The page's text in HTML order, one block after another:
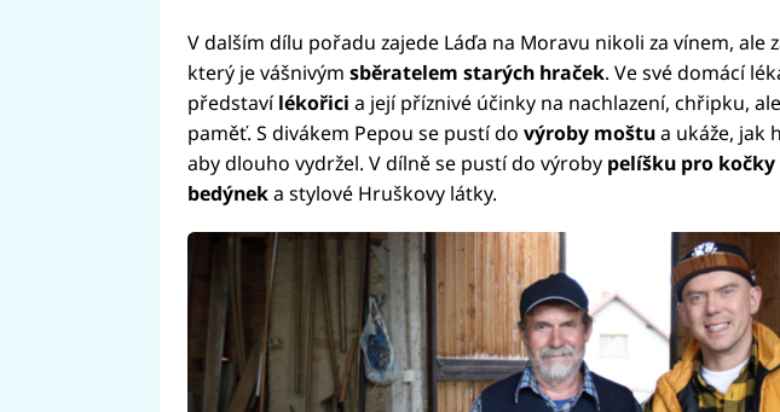
V dalším dílu pořadu zajede Láďa na Moravu nikoli za vínem, ale
který je vášnivým sběratelem starých hraček. Ve své domácí
představílékořici a její příznivé účinky na nachlazení, chřipku,
paměť. S divákem Pepou se pustí do výroby moštua ukáže, jak
aby dlouho vydržel. V dílně se pustí do výroby pelíšku pro kočky
bedýneka stylové Hruškovy látky.